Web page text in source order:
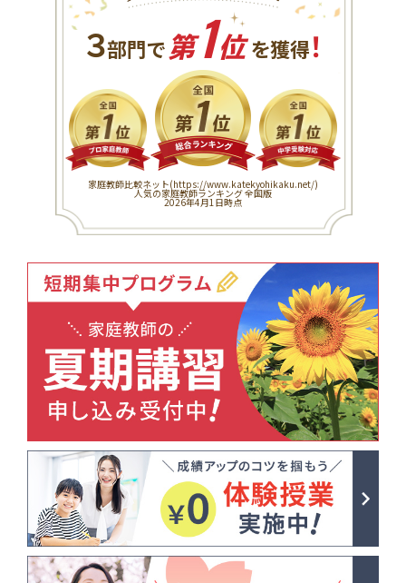
３部門で 第1位を獲得！
家庭教師比較ネット(https://www.katekyohikaku.net/)
人気の家庭教師ランキング 全国版
2026年4月1日時点